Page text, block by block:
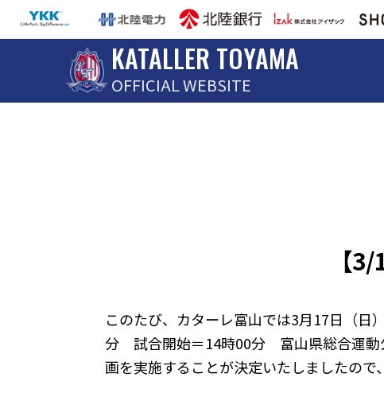
KATALLER TOYAMA
OFFICIAL WEBSITE
【
このたび、カターレ富山では3月17日（日
分 試合開始＝14時00分 富山県総合運動
画を実施することが決定いたしましたので